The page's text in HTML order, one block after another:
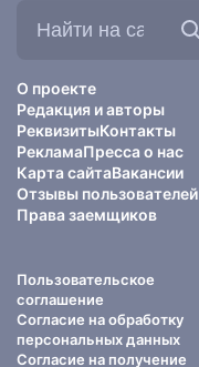
О проекте
Редакция и авторы
РеквизитыКонтакты
РекламаПресса о нас
Карта сайтаВакансии
Отзывы пользователей
Права заемщиков
Пользовательское
соглашение
Согласие на обработку
персональных данных
Согласие на получение